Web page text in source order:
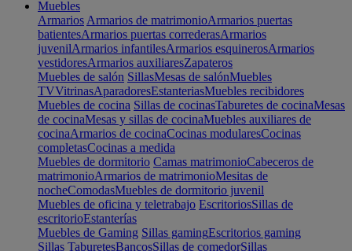
Muebles
Armarios Armarios de matrimonioArmarios puertas
batientesArmarios puertas correderasArmarios
juvenilArmarios infantilesArmarios esquinerosArmarios
vestidoresArmarios auxiliaresZapateros
Muebles de salón SillasMesas de salónMuebles
TVVitrinasAparadoresEstanteriasMuebles recibidores
Muebles de cocina Sillas de cocinasTaburetes de cocinaMesas
de cocinaMesas y sillas de cocinaMuebles auxiliares de
cocinaArmarios de cocinaCocinas modularesCocinas
completasCocinas a medida
Muebles de dormitorio Camas matrimonioCabeceros de
matrimonioArmarios de matrimonioMesitas de
nocheComodasMuebles de dormitorio juvenil
Muebles de oficina y teletrabajo EscritoriosSillas de
escritorioEstanterías
Muebles de Gaming Sillas gamingEscritorios gaming
Sillas TaburetesBancosSillas de comedorSillas